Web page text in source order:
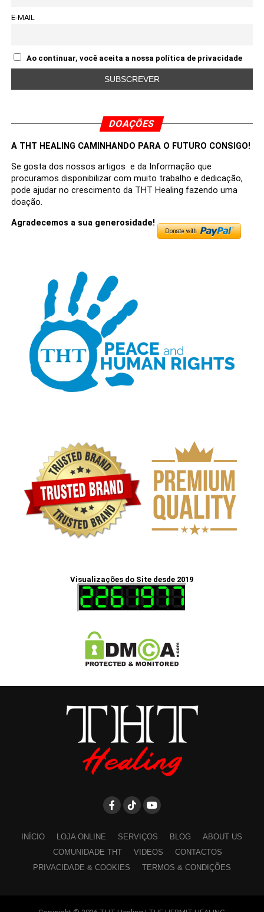
E-MAIL
Ao continuar, você aceita a nossa política de privacidade
DOAÇÕES
A THT HEALING CAMINHANDO PARA O FUTURO CONSIGO!
Se gosta dos nossos artigos e da Informação que
procuramos disponibilizar com muito trabalho e dedicação,
pode ajudar no crescimento da THT Healing fazendo uma
doação.
Agradecemos a sua generosidade!
Visualizações do Site desde 2019
INÍCIO LOJA ONLINE SERVIÇOS BLOG
ABOUT US
COMUNIDADE THT
VIDEOS
CONTACTOS
PRIVACIDADE & COOKIES
TERMOS & CONDIÇÕES